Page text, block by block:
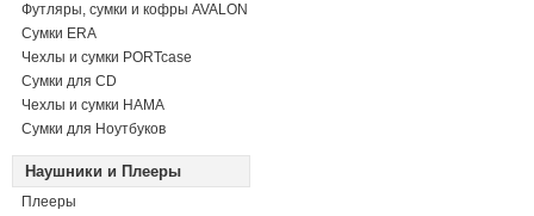
Футляры, сумки и кофры AVALON
Сумки ERA
Чехлы и сумки PORTcase
Сумки для CD
Чехлы и сумки HAMA
Сумки для Ноутбуков
Наушники и Плееры
Плееры